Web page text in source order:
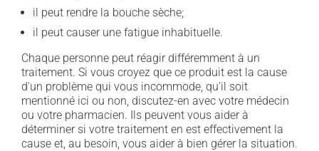
il peut rendre la bouche sèche;
il peut causer une fatigue inhabituelle.
Chaque personne peut réagir différemment à un
traitement. Si vous croyez que ce produit est la cause
d'un problème qui vous incommode, qu'il soit
mentionné ici ou non, discutez-en avec votre médecin
ou votre pharmacien. Ils peuvent vous aider à
déterminer si votre traitement en est effectivement la
cause et, au besoin, vous aider à bien gérer la situation.